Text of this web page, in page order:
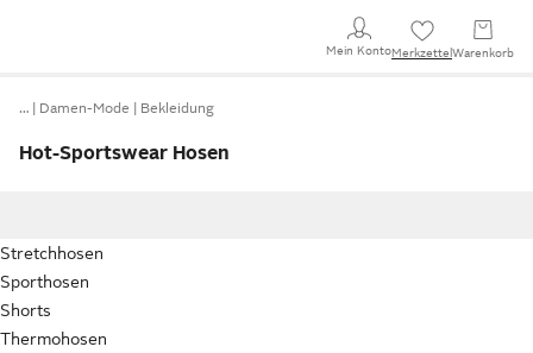
Mein KontoMerkzettel Warenkorb
… Damen-Mode Bekleidung
Hot-Sportswear Hosen
Stretchhosen
Sporthosen
Shorts
Thermohosen